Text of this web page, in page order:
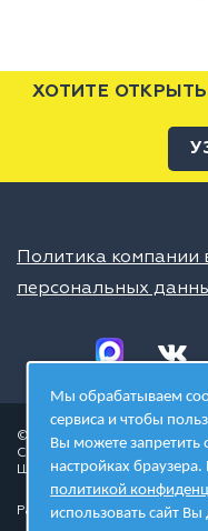
ХОТИТЕ
Политика
персональных
© 2026 ШЦТ
Сеть центров молодёжного
Школа цифровых
Разработано в студии
Мы обрабатываем
сервиса и чтобы
Вы можете запретить
настройках
политикой
использовать сайт Вы